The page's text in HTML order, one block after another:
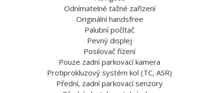
Odnímatelné tažné zařízení
Originální handsfree
Palubní počítač
Pevný displej
Posilovač řízení
Pouze zadní parkovací kamera
Protiprokluzový systém kol (TC, ASR)
Přední, zadní parkovací senzory